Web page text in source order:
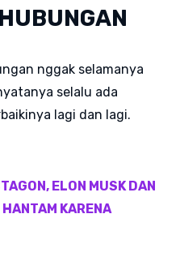
nggak selamanya
selalu ada
lagi dan lagi.
ELON MUSK DAN
KARENA